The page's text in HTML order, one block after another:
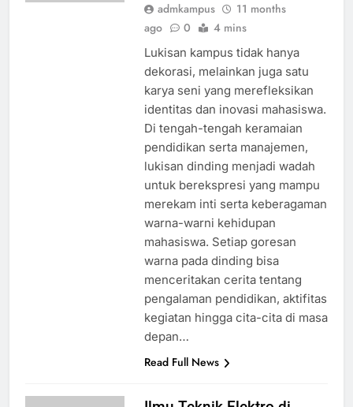
admkampus
11 months
ago
0 4 mins
Lukisan kampus tidak hanya
dekorasi, melainkan juga satu
karya seni yang merefleksikan
identitas dan inovasi mahasiswa.
Di tengah-tengah keramaian
pendidikan serta manajemen,
lukisan dinding menjadi wadah
untuk berekspresi yang mampu
merekam inti serta keberagaman
warna-warni kehidupan
mahasiswa. Setiap goresan
warna pada dinding bisa
menceritakan cerita tentang
pengalaman pendidikan, aktifitas
kegiatan hingga cita-cita di masa
depan…
Read Full News